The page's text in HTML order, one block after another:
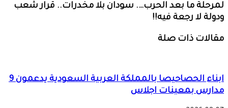
لمرحلة ما بعد الحرب…. سودان بلا مخدرات.. قرار شعب
ودولة لا رجعة فيه!!
مقالات ذات صلة
ابناء الحصاحيصا بالمملكة العربية السعودية يدعمون 9
مدارس بمعينات اجلاس